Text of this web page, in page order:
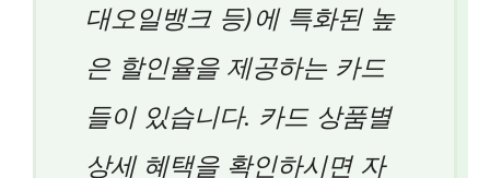
대오일뱅크 등)에 특화된 높
은 할인율을 제공하는 카드
들이 있습니다. 카드 상품별
상세 혜택을 확인하시면 자